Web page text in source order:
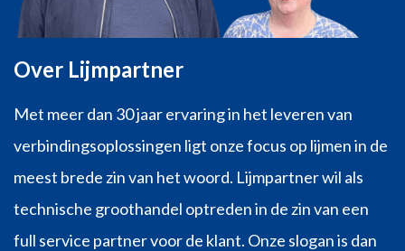
Over Lijmpartner
Met meer dan 30 jaar ervaring in het leveren van
verbindingsoplossingen ligt onze focus op lijmen in de
meest brede zin van het woord. Lijmpartner wil als
technische groothandel optreden in de zin van een
full service partner voor de klant. Onze slogan is dan